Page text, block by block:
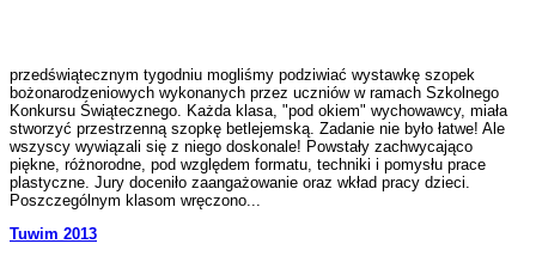
przedświątecznym tygodniu mogliśmy podziwiać wystawkę szopek
bożonarodzeniowych wykonanych przez uczniów w ramach Szkolnego
Konkursu Świątecznego. Każda klasa, "pod okiem" wychowawcy, miała
stworzyć przestrzenną szopkę betlejemską. Zadanie nie było łatwe! Ale
wszyscy wywiązali się z niego doskonale! Powstały zachwycająco
piękne, różnorodne, pod względem formatu, techniki i pomysłu prace
plastyczne. Jury doceniło zaangażowanie oraz wkład pracy dzieci.
Poszczególnym klasom wręczono...
Tuwim 2013